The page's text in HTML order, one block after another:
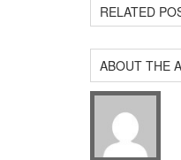
RELATED
ABOUT THE